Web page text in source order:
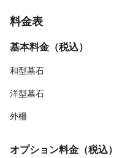
料金表
基本料金（税込）
和型墓石
洋型墓石
外柵
オプション料金（税込）